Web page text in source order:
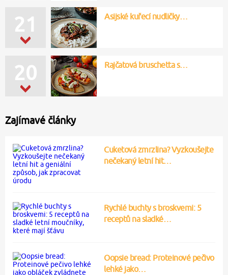
21 Asijské kuřecí nudličky…
20 Rajčatová bruschetta s…
Zajímavé články
Cuketová zmrzlina? Vyzkoušejte
nečekaný letní hit…
Rychlé buchty s broskvemi: 5
receptů na sladké…
Oopsie bread: Proteinové pečivo
lehké jako…